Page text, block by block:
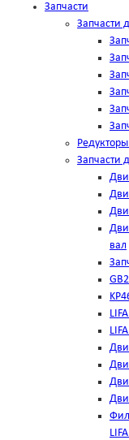
Запчасти
Запчасти
Запчасти
вал